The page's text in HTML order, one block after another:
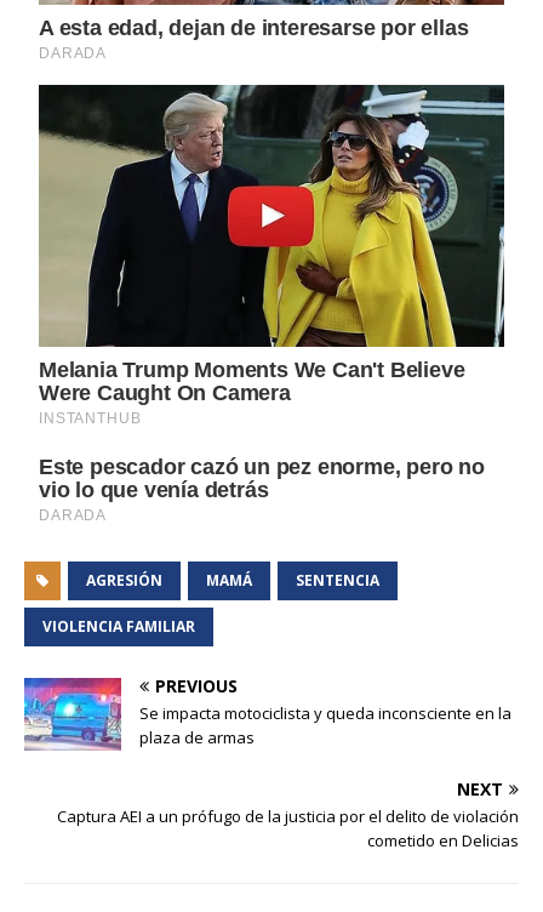
AGRESIÓN MAMÁ SENTENCIA
VIOLENCIA FAMILIAR
PREVIOUS
Se impacta motociclista y queda inconsciente en la
plaza de armas
NEXT
Captura AEI a un prófugo de la justicia por el delito de violación
cometido en Delicias